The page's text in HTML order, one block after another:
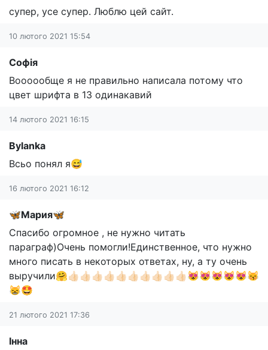
супер, усе супер. Люблю цей сайт.
10 лютого 2021 15:54
Софія
Воооообще я не правильно написала потому что
цвет шрифта в 13 одинакавий
14 лютого 2021 16:15
Bylanka
Всьо понял я😅
16 лютого 2021 16:12
🦋Мария🦋
Спасибо огромное , не нужно читать
параграф)Очень помогли!Единственное, что нужно
много писать в некоторых ответах, ну, а ту очень
выручили🤗👍🏻👍🏻👍🏻👍🏻👍🏻👍🏻👍🏻👍🏻👍🏻👍🏻😻😻😻😻😻😽
😸🤩
21 лютого 2021 17:36
Інна